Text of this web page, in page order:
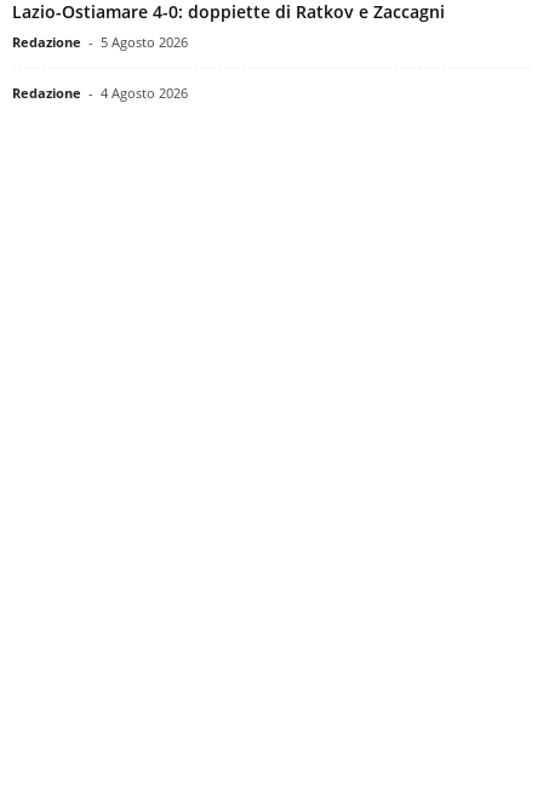
Lazio-Ostiamare 4-0: doppiette di Ratkov e Zaccagni
Redazione - 5 Agosto 2026
Redazione - 4 Agosto 2026